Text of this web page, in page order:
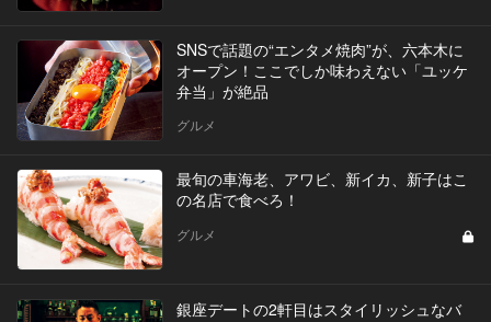
SNSで話題の“エンタメ焼肉”が、六本木に
オープン！ここでしか味わえない「ユッケ
弁当」が絶品
グルメ
最旬の車海老、アワビ、新イカ、新子はこ
の名店で食べろ！
グルメ
銀座デートの2軒目はスタイリッシュなバ